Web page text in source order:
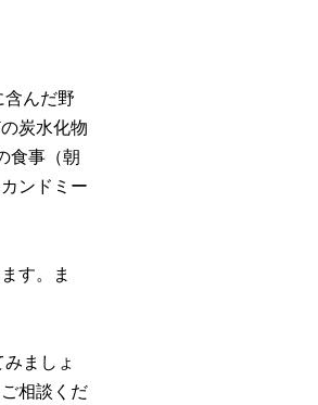
含んだ野
炭水化物
食事（朝
ンドミー
す。ま
ましょ
相談くだ